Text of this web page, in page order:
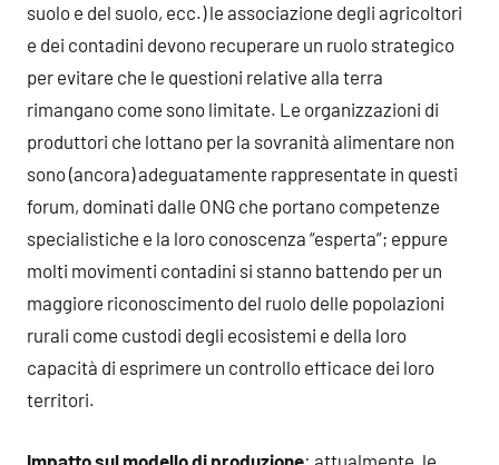
suolo e del suolo, ecc.) le associazione degli agricoltori
e dei contadini devono recuperare un ruolo strategico
per evitare che le questioni relative alla terra
rimangano come sono limitate. Le organizzazioni di
produttori che lottano per la sovranità alimentare non
sono (ancora) adeguatamente rappresentate in questi
forum, dominati dalle ONG che portano competenze
specialistiche e la loro conoscenza “esperta”; eppure
molti movimenti contadini si stanno battendo per un
maggiore riconoscimento del ruolo delle popolazioni
rurali come custodi degli ecosistemi e della loro
capacità di esprimere un controllo efficace dei loro
territori.
Impatto sul modello di produzione: attualmente, le